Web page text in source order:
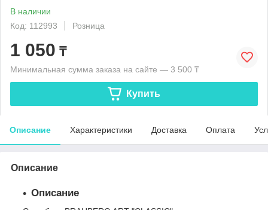
В наличии
Код: 112993
Розница
1 050 ₸
Минимальная сумма заказа на сайте — 3 500 ₸
Купить
Описание Характеристики Доставка Оплата
Описание
Описание